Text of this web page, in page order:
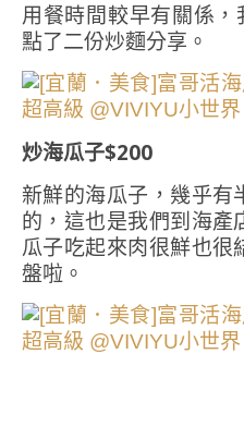
用餐時間較早有關係，
點了二份炒麵分享。
炒海瓜子$200
新鮮的海瓜子，幾乎有
的，這也是我們到海產
瓜子吃起來肉很鮮也很
盤啦。